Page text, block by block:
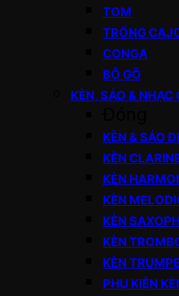
TOM
TRỐNG
CONGA
BỘ GÕ
KÈN, SÁO & NHẠC
KÈN & SÁO
KÈN
KÈN
KÈN
KÈN
KÈN
KÈN
PHỤ KIỆN